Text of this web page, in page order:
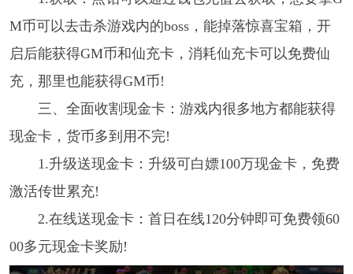
M币可以去击杀游戏内的boss，能掉落惊喜宝箱，开
启后能获得GM币和仙充卡，消耗仙充卡可以免费仙
充，那里也能获得GM币!
三、全面收割现金卡：游戏内很多地方都能获得
现金卡，货币多到用不完!
1.升级送现金卡：升级可白嫖100万现金卡，免费
激活传世累充!
2.在线送现金卡：首日在线120分钟即可免费领60
00多元现金卡奖励!